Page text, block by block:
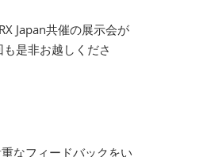
Japan共催の展示会が
是非お越しくださ
なフィードバックをい